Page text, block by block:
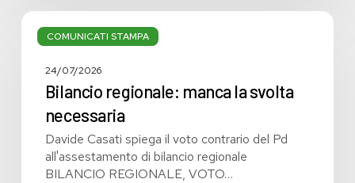
COMUNICATI STAMPA
Bilancio
regionale:
svolta
24/07/2026
Bilancio regionale: manca la svolta
necessaria
Davide Casati spiega il voto contrario del Pd
all'assestamento di bilancio regionale
BILANCIO REGIONALE, VOTO…